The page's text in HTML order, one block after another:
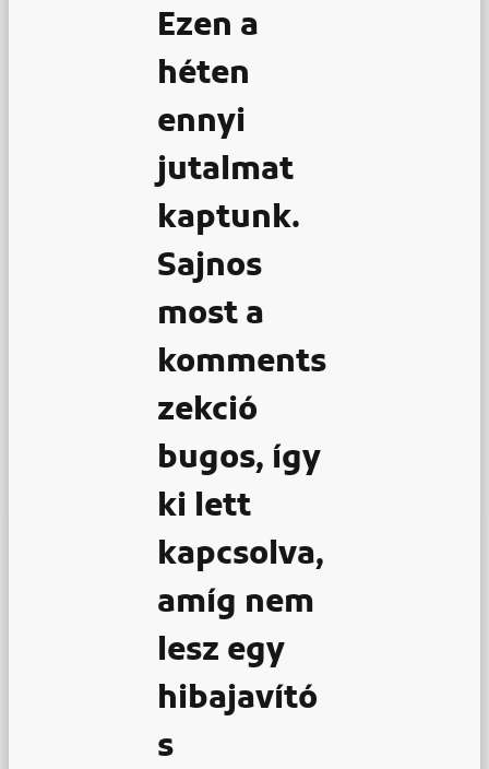
Ezen a
héten
ennyi
jutalmat
kaptunk.
Sajnos
most a
komments
zekció
bugos, így
ki lett
kapcsolva,
amíg nem
lesz egy
hibajavító
s